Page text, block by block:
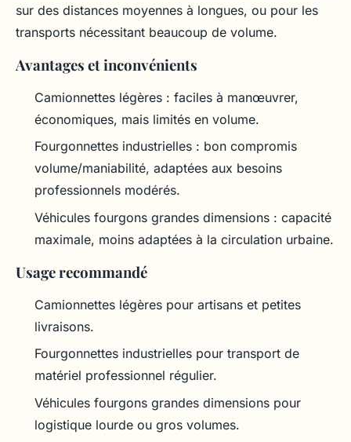
sur des distances moyennes à longues, ou pour les
transports nécessitant beaucoup de volume.
Avantages et inconvénients
Camionnettes légères : faciles à manœuvrer,
économiques, mais limités en volume.
Fourgonnettes industrielles : bon compromis
volume/maniabilité, adaptées aux besoins
professionnels modérés.
Véhicules fourgons grandes dimensions : capacité
maximale, moins adaptées à la circulation urbaine.
Usage recommandé
Camionnettes légères pour artisans et petites
livraisons.
Fourgonnettes industrielles pour transport de
matériel professionnel régulier.
Véhicules fourgons grandes dimensions pour
logistique lourde ou gros volumes.